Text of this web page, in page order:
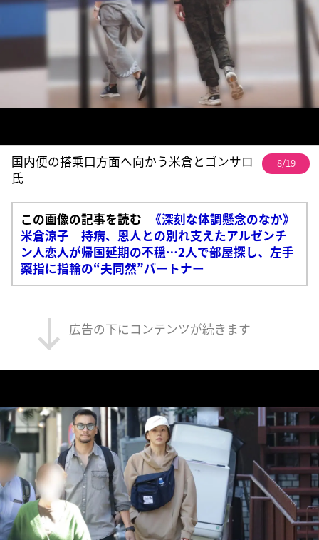
国内便の搭乗口方面へ向かう米倉とゴンサロ
氏
8/19
この画像の記事を読む
《深刻な体調懸念のなか》
米倉涼子 持病、恩人との別れ支えたアルゼンチ
ン人恋人が帰国延期の不穏…2人で部屋探し、左手
薬指に指輪の“夫同然”パートナー
広告の下にコンテンツが続きます